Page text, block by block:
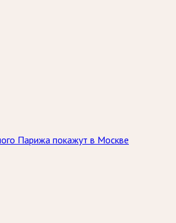
Парижа покажут в Москве